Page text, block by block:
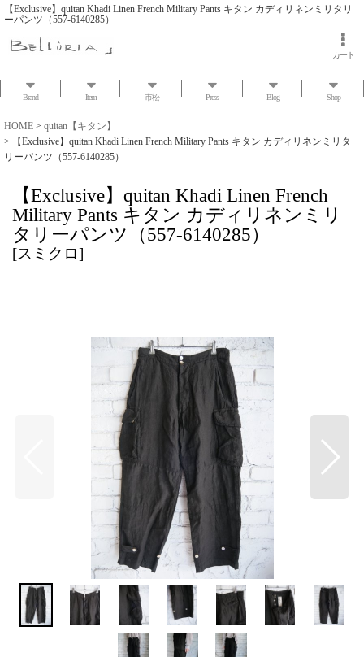
【Exclusive】quitan Khadi Linen French Military Pants キタン カディリネンミリタリ
ーパンツ（557-6140285）
カート
Brand Item 市松 Press Blog Shop
HOME > quitan【キタン】
>
【Exclusive】quitan Khadi Linen French Military Pants キタン カディリネンミリタ
リーパンツ（557-6140285）
【Exclusive】quitan Khadi Linen French
Military Pants キタン カディリネンミリ
タリーパンツ（557-6140285）
[スミクロ]